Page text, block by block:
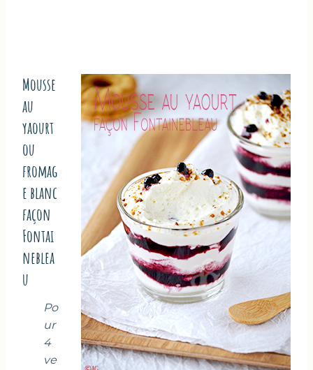
Mousse
au
yaourt
ou
fromag
e blanc
façon
Fontai
neblea
u
Po
ur
4
ve